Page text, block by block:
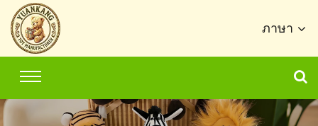
ภาษา